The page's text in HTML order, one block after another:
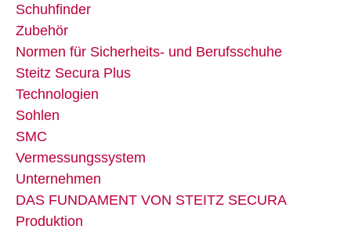
Schuhfinder
Zubehör
Normen für Sicherheits- und Berufsschuhe
Steitz Secura Plus
Technologien
Sohlen
SMC
Vermessungssystem
Unternehmen
DAS FUNDAMENT VON STEITZ SECURA
Produktion